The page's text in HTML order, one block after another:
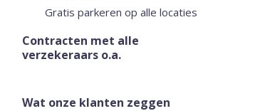
Gratis parkeren op alle locaties
Contracten met alle
verzekeraars o.a.
Wat onze klanten zeggen